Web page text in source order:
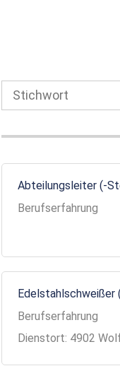
Abteilungsleiter (-
Berufserfahrung
Berufserfahrung
Dienstort: 4902